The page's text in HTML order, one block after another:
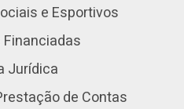
e Esportivos
Jurídica
de Contas